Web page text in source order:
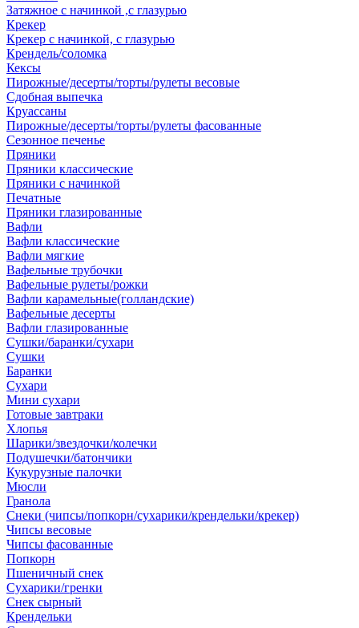
Затяжное с начинкой ,с глазурью
Крекер
Крекер с начинкой, с глазурью
Крендель/соломка
Кексы
Пирожные/десерты/торты/рулеты весовые
Сдобная выпечка
Круассаны
Пирожные/десерты/торты/рулеты фасованные
Сезонное печенье
Пряники
Пряники классические
Пряники с начинкой
Печатные
Пряники глазированные
Вафли
Вафли классические
Вафли мягкие
Вафельные трубочки
Вафельные рулеты/рожки
Вафли карамельные(голландские)
Вафельные десерты
Вафли глазированные
Сушки/баранки/сухари
Сушки
Баранки
Сухари
Мини сухари
Готовые завтраки
Хлопья
Шарики/звездочки/колечки
Подушечки/батончики
Кукурузные палочки
Мюсли
Гранола
Снеки (чипсы/попкорн/сухарики/крендельки/крекер)
Чипсы весовые
Чипсы фасованные
Попкорн
Пшеничный снек
Сухарики/гренки
Снек сырный
Крендельки